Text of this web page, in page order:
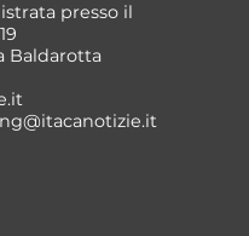
presso il
Baldarotta